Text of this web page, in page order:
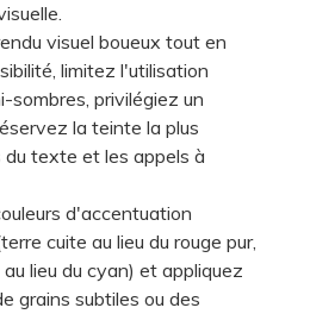
visuel boueux tout en
limitez l'utilisation
sombres, privilégiez un
la teinte la plus
texte et les appels à
d'accentuation
cuite au lieu du rouge pur,
lieu du cyan) et appliquez
grains subtiles ou des